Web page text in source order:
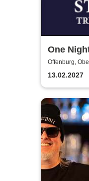
One
Tribute
Offenburg,
13.02.2027